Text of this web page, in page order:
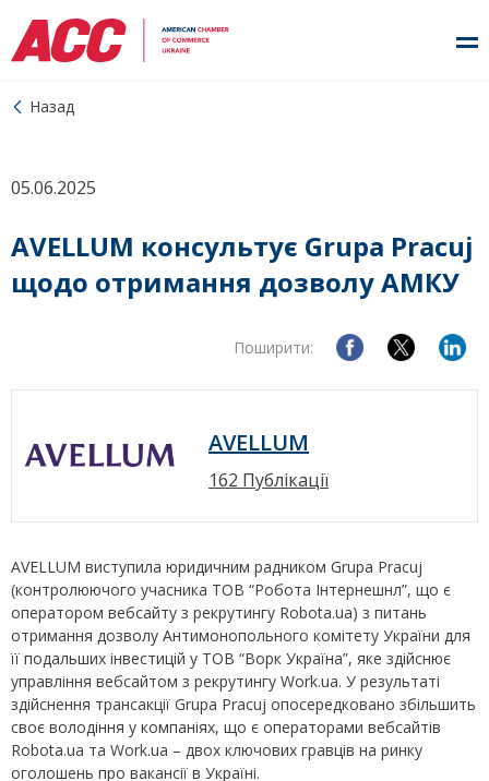
Назад
05.06.2025
AVELLUM консультує Grupa Pracuj
щодо отримання дозволу АМКУ
Поширити:
AVELLUM
162 Публікації
AVELLUM виступила юридичним радником Grupa Pracuj
(контролюючого учасника ТОВ “Робота Інтернешнл”, що є
оператором вебсайту з рекрутингу Robota.ua) з питань
отримання дозволу Антимонопольного комітету України для
її подальших інвестицій у ТОВ “Ворк Україна”, яке здійснює
управління вебсайтом з рекрутингу Work.ua. У результаті
здійснення трансакції Grupa Pracuj опосередковано збільшить
своє володіння у компаніях, що є операторами вебсайтів
Robota.ua та Work.ua – двох ключових гравців на ринку
оголошень про вакансії в Україні.